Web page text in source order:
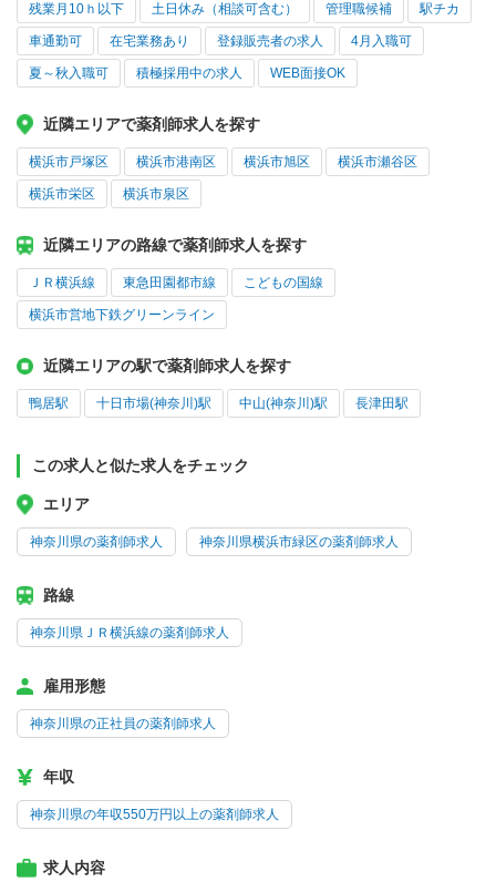
残業月10ｈ以下 土日休み（相談可含む） 管理職候補 駅チカ
車通勤可 在宅業務あり 登録販売者の求人 4月入職可
夏～秋入職可 積極採用中の求人 WEB面接OK
近隣エリアで薬剤師求人を探す
横浜市戸塚区 横浜市港南区 横浜市旭区 横浜市瀬谷区
横浜市栄区 横浜市泉区
近隣エリアの路線で薬剤師求人を探す
ＪＲ横浜線 東急田園都市線 こどもの国線
横浜市営地下鉄グリーンライン
近隣エリアの駅で薬剤師求人を探す
鴨居駅 十日市場(神奈川)駅 中山(神奈川)駅 長津田駅
この求人と似た求人をチェック
エリア
神奈川県の薬剤師求人 神奈川県横浜市緑区の薬剤師求人
路線
神奈川県ＪＲ横浜線の薬剤師求人
雇用形態
神奈川県の正社員の薬剤師求人
年収
神奈川県の年収550万円以上の薬剤師求人
求人内容